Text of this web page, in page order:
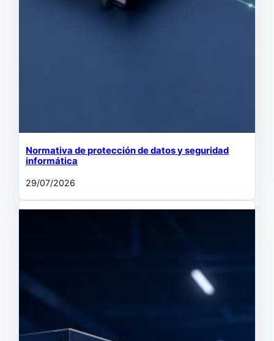
Normativa de protección de datos y seguridad
informática
29/07/2026